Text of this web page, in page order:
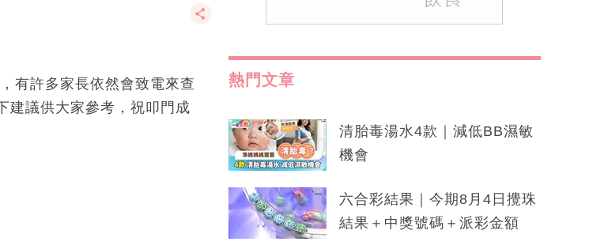
有許多家長依然會致電來查
建議供大家參考，祝叩門成
熱門文章
清胎毒湯水4款｜減低BB濕敏
機會
六合彩結果｜今期8月4日攪珠
結果＋中獎號碼＋派彩金額